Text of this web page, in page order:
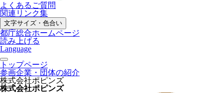
よくあるご質問
関連リンク集
文字サイズ・色合い
都庁総合ホームページ
読み上げる
Language
トップページ
参画企業・団体の紹介
株式会社ポピンズ
株式会社ポピンズ